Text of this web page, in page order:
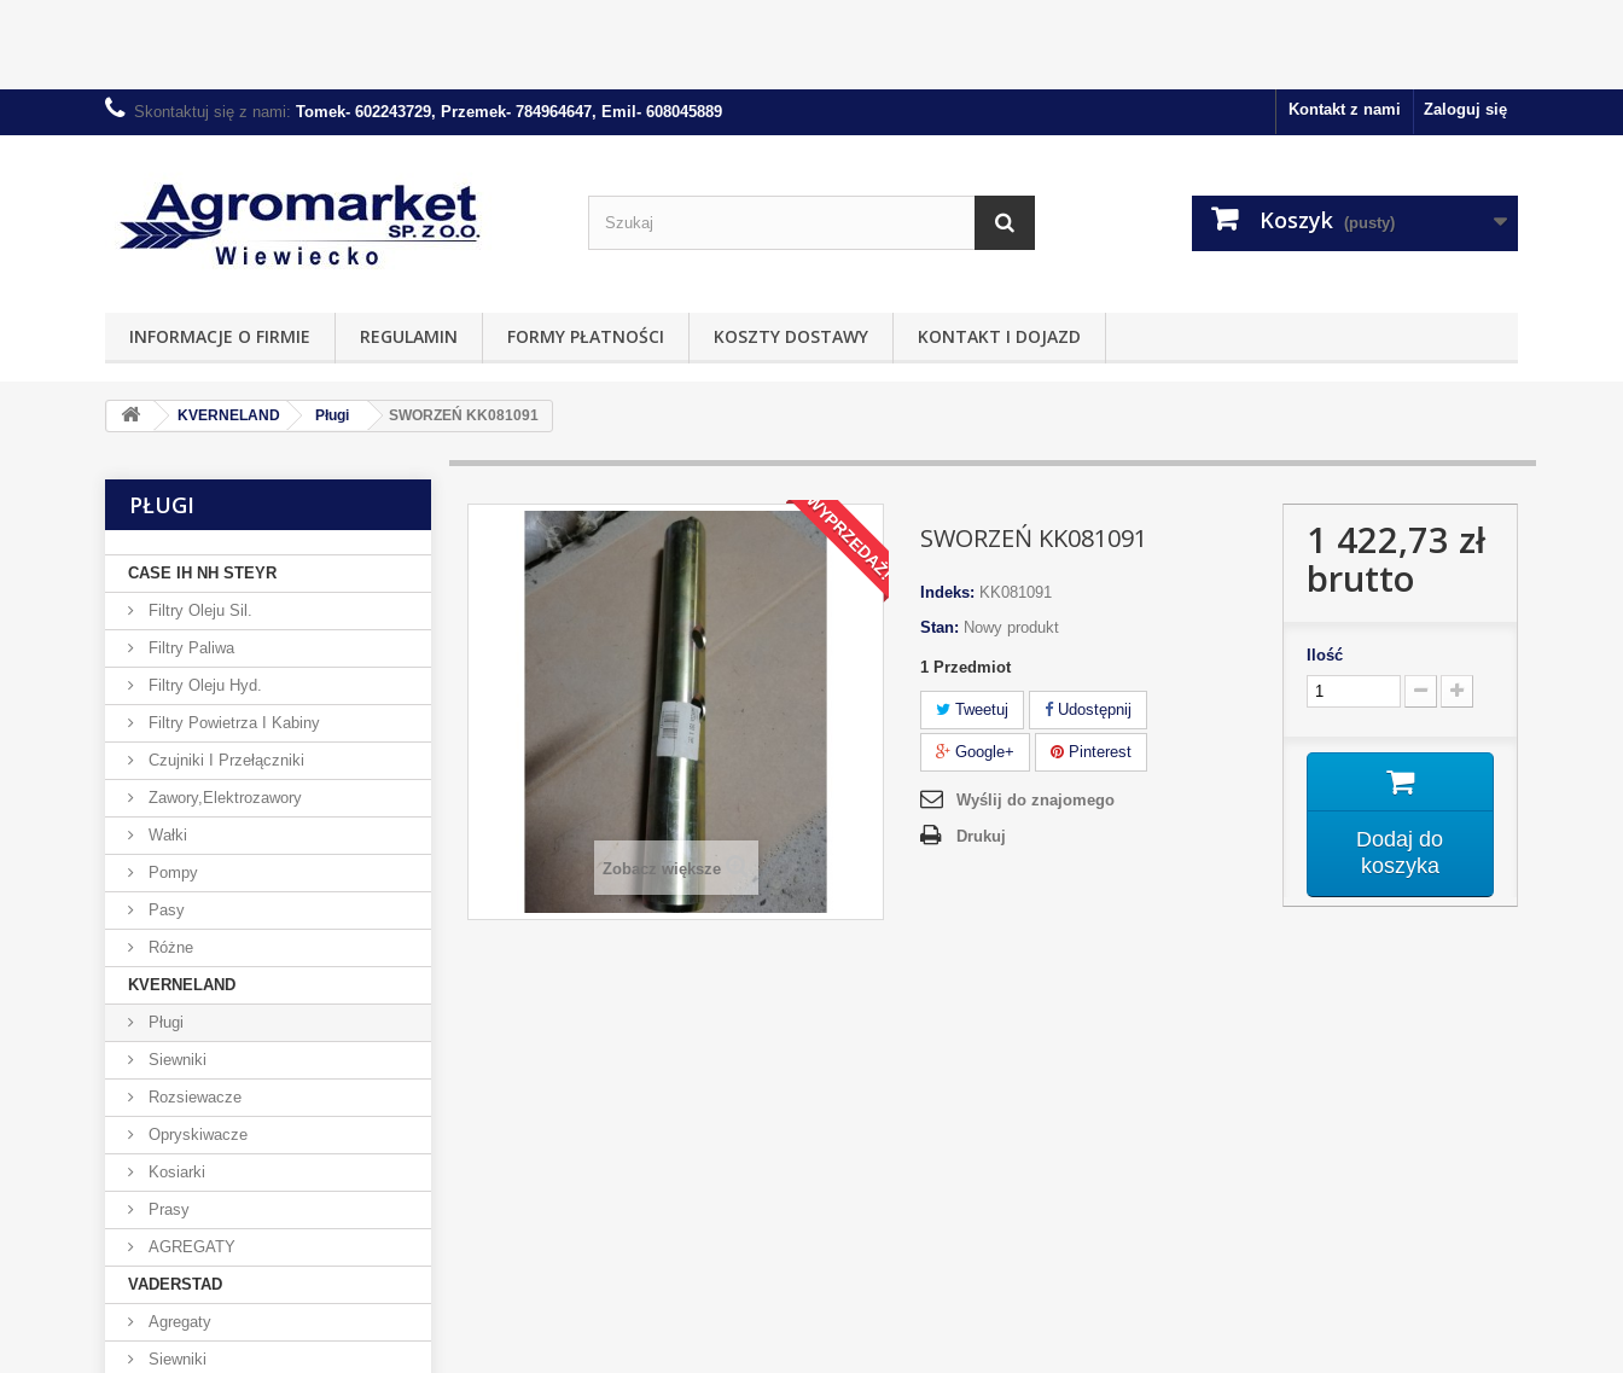
Zaloguj się
Kontakt z nami
Skontaktuj się z nami: Tomek- 602243729, Przemek- 784964647, Emil- 608045889
Koszyk (pusty)
INFORMACJE O FIRMIE REGULAMIN FORMY PŁATNOŚCI KOSZTY DOSTAWY KONTAKT I DOJAZD
KVERNELAND Pługi SWORZEŃ KK081091
PŁUGI
CASE IH NH STEYR
Filtry Oleju Sil.
Filtry Paliwa
Filtry Oleju Hyd.
Filtry Powietrza I Kabiny
Czujniki I Przełączniki
Zawory,elektrozawory
Wałki
Pompy
Pasy
Różne
KVERNELAND
Pługi
Siewniki
Rozsiewacze
Opryskiwacze
Kosiarki
Prasy
AGREGATY
VADERSTAD
Agregaty
Siewniki
WYPRZEDAŻ!
Zobacz większe
SWORZEŃ KK081091
Indeks: KK081091
Stan: Nowy produkt
1 Przedmiot
Tweetuj Udostępnij
Google+ Pinterest
Wyślij do znajomego
Drukuj
1 422,73 zł
brutto
Ilość
Dodaj do
koszyka